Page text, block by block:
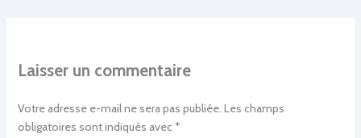
Laisser un commentaire
Votre adresse e-mail ne sera pas publiée. Les champs
obligatoires sont indiqués avec *